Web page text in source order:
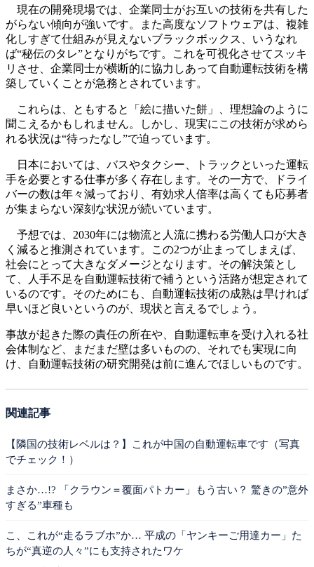
現在の開発現場では、企業同士がお互いの技術を共有した
がらない傾向が強いです。また高度なソフトウェアは、複雑
化しすぎて仕組みが見えないブラックボックス、いうなれ
ば“秘伝のタレ”となりがちです。これを可視化させてスッキ
リさせ、企業同士が横断的に協力しあって自動運転技術を構
築していくことが急務とされています。
これらは、ともすると「絵に描いた餅」、理想論のように
聞こえるかもしれません。しかし、現実にこの技術が求めら
れる状況は“待ったなし”で迫っています。
日本においては、バスやタクシー、トラックといった運転
手を必要とする仕事が多く存在します。その一方で、ドライ
バーの数は年々減っており、有効求人倍率は高くても応募者
が集まらない深刻な状況が続いています。
予想では、2030年には物流と人流に携わる労働人口が大き
く減ると推測されています。この2つが止まってしまえば、
社会にとって大きなダメージとなります。その解決策とし
て、人手不足を自動運転技術で補うという活路が想定されて
いるのです。そのためにも、自動運転技術の成熟は早ければ
早いほど良いというのが、現状と言えるでしょう。
事故が起きた際の責任の所在や、自動運転車を受け入れる社
会体制など、まだまだ壁は多いものの、それでも実現に向
け、自動運転技術の研究開発は前に進んでほしいものです。
関連記事
【隣国の技術レベルは？】これが中国の自動運転車です（写真
でチェック！）
まさか…!? 「クラウン＝覆面パトカー」もう古い？ 驚きの”意外
すぎる”車種も
こ、これが“走るラブホ”か… 平成の「ヤンキーご用達カー」た
ちが“真逆の人々”にも支持されたワケ